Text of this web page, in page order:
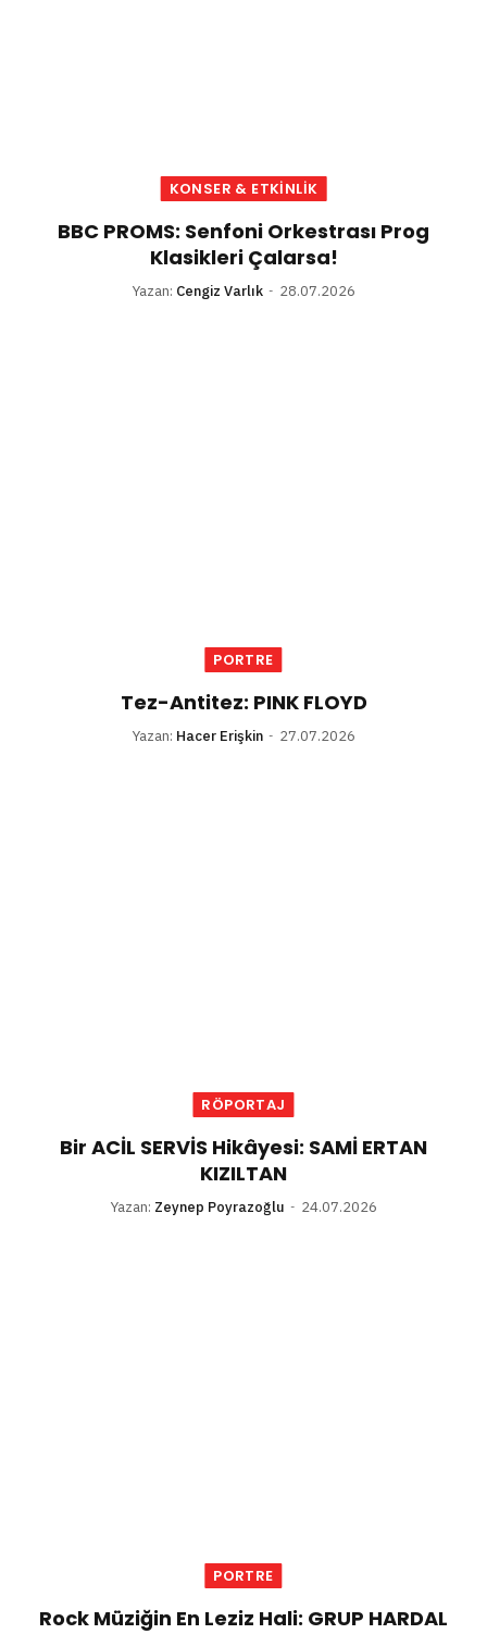
KONSER & ETKINLIK
BBC PROMS: Senfoni Orkestrası Prog
Klasikleri Çalarsa!
Yazan: Cengiz Varlık 28.07.2026
PORTRE
Tez-Antitez: PINK FLOYD
Yazan: Hacer Erişkin 27.07.2026
RÖPORTAJ
Bir ACİL SERVİS Hikâyesi: SAMİ ERTAN
KIZILTAN
Yazan: Zeynep Poyrazoğlu 24.07.2026
PORTRE
Rock Müziğin En Leziz Hali: GRUP HARDAL